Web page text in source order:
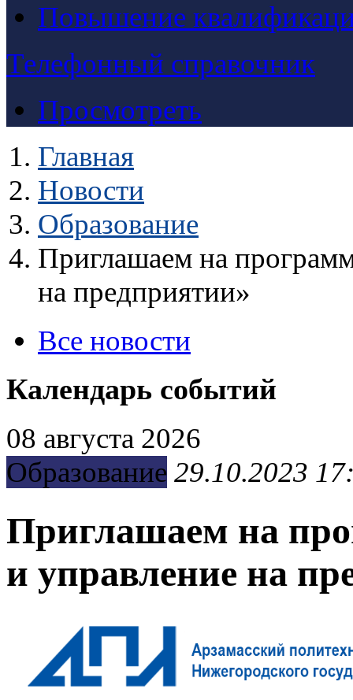
Повышение
Телефонный справочник
Просмотреть
Главная
Новости
Образование
Приглашаем на
на предприятии»
Все новости
Календарь событий
08 августа 2026
Образование 29.10.2023
Приглашаем на
и управление на